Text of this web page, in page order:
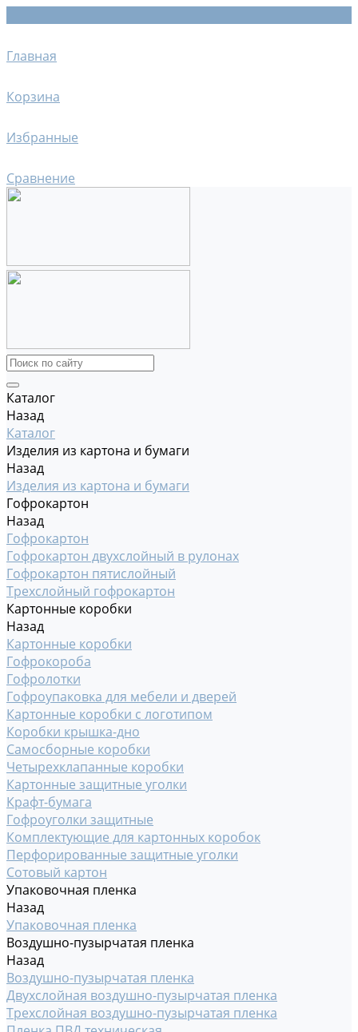
Главная
Корзина
Избранные
Сравнение
Каталог
Назад
Каталог
Изделия из картона и бумаги
Назад
Изделия из картона и бумаги
Гофрокартон
Назад
Гофрокартон
Гофрокартон двухслойный в рулонах
Гофрокартон пятислойный
Трехслойный гофрокартон
Картонные коробки
Назад
Картонные коробки
Гофрокороба
Гофролотки
Гофроупаковка для мебели и дверей
Картонные коробки с логотипом
Коробки крышка-дно
Самосборные коробки
Четырехклапанные коробки
Картонные защитные уголки
Крафт-бумага
Гофроуголки защитные
Комплектующие для картонных коробок
Перфорированные защитные уголки
Сотовый картон
Упаковочная пленка
Назад
Упаковочная пленка
Воздушно-пузырчатая пленка
Назад
Воздушно-пузырчатая пленка
Двухслойная воздушно-пузырчатая пленка
Трехслойная воздушно-пузырчатая пленка